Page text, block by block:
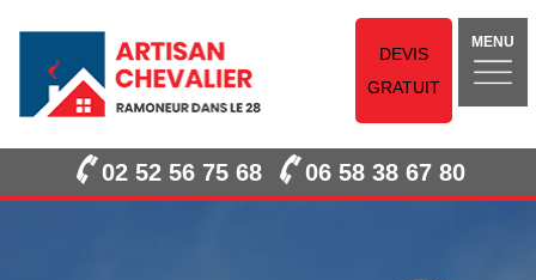
DEVIS
GRATUIT
MENU
02 52 56 75 68 06 58 38 67 80